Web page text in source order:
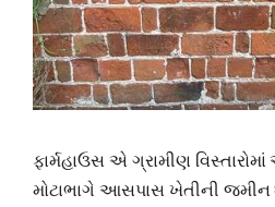
ફાર્મહાઉસ એ ગ્રામીણ
મોટાભાગે આસપાસ ખેતીની જમીન